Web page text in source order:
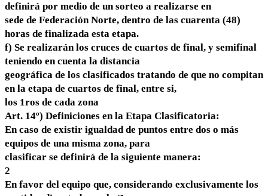
definirá por medio de un sorteo a realizarse en
sede de Federación Norte, dentro de las cuarenta (48)
horas de finalizada esta etapa.
f) Se realizarán los cruces de cuartos de final, y semifinal
teniendo en cuenta la distancia
geográfica de los clasificados tratando de que no compitan
en la etapa de cuartos de final, entre si,
los 1ros de cada zona
Art. 14º) Definiciones en la Etapa Clasificatoria:
En caso de existir igualdad de puntos entre dos o más
equipos de una misma zona, para
clasificar se definirá de la siguiente manera:
2
En favor del equipo que, considerando exclusivamente los